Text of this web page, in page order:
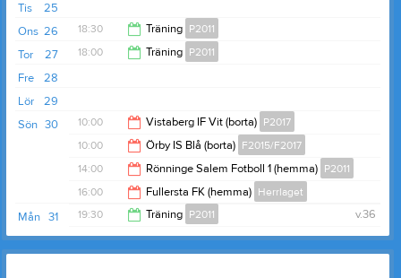
21:00
25
Tis
26
Ons 18:30 Träning P2011
27
Tor 18:00 Träning P2011
28
Fre
29
Lör
30
Sön 10:00 Vistaberg IF Vit (borta) P2017
11:00
10:00 Örby IS Blå (borta) F2015/F2017
11:00
14:00 Rönninge Salem Fotboll 1 (hemma) P2011
16:00
16:00 Fullersta FK (hemma) Herrlaget
18:00
31
Mån v.36
19:30 Träning P2011
21:00